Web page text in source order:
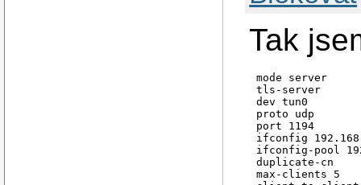
Tak
mode server
tls-server
dev tun0
proto udp
port 1194
ifconfig
ifconfig-pool
duplicate-cn
max-clients 5